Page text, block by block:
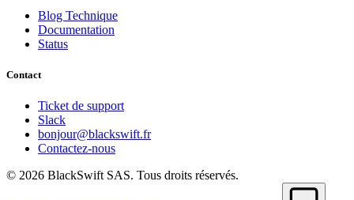
Blog Technique
Documentation
Status
Contact
Ticket de support
Slack
bonjour@blackswift.fr
Contactez-nous
© 2026 BlackSwift SAS. Tous droits réservés.